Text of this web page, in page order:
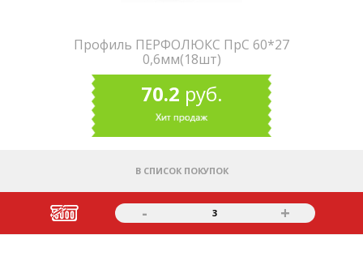
Профиль ПЕРФОЛЮКС ПрС 60*27
0,6мм(18шт)
70.2 руб.
В СПИСОК ПОКУПОК
- 3 +